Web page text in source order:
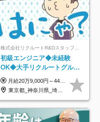
初級エンジニア◆未経験
OK◆大手リクルートグルー
プ正社員◆独自の教育体制
◆住宅手当制度あり/s
月給20万9,000円～44万円 ※試用期間6カ月あり（期間中の待遇に変更なし） ※経験・能力・前給を考慮の上、決定いたします ※時間外手当100％支給 ※派遣就業先が変更となる場合には、就業規則、労使協定等に基づき賃金が変更となる可能性があります
東京都_神奈川県_埼玉県_千葉県_大阪府_愛知県_青森県_岩手県_宮城県_秋田県_山形県_福島県_茨城県_栃木県_群馬県_山梨県_長野県_福井県_静岡県_岐阜県_三重県_兵庫県_京都府_滋賀県_奈良県_広島県_岡山県_山口県_香川県_福岡県_熊本県_佐賀県_長崎県_大分県_宮崎県_鹿児島県